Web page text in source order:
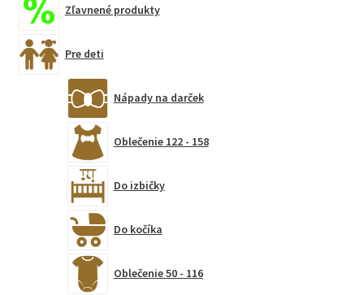
Zľavnené produkty
Pre deti
Nápady na darček
Oblečenie 122 - 158
Do izbičky
Do kočíka
Oblečenie 50 - 116